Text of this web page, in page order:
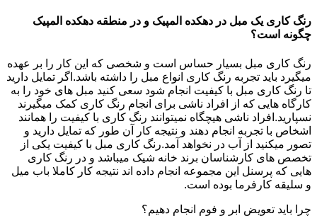
رنگ کاری یک مبل در دهکده المپیک و در منطقه دهکده المپیک
چگونه است؟
رنگ کاری مبل بسیار حساس است و شخصی که این کار را بر عهده
میگیرد باید تجربه رنگ کاری انواع مبل را داشته باشد.اگر تمایل دارید
تا رنگ کاری مبل با کیفیت انجام شود سعی کنید مبل های خود را به
کارگاه هایی که از افراد ناشی برای انجام رنگ کاری کمک میگیرند
نسپارید.افراد ناشی هیچگاه نمیتوانند رنگ کاری با کیفیت را همانند
اشخاص با تجربه انجام دهند و نتیجه کار آن طور که تمایل دارید و
تصور میکنید از آب در نخواهد آمد.رنگ کاری مبل با کیفیت یکی از
تخصص های کارشناسان برند خانه شیک میباشد و در رنگ کاری
هایی که پرسنل این مجموعه انجام داده اند نتیجه کار کاملا باب میل
و سلیقه کارفرما بوده است.
چرا باید تعویض ابر و فوم انجام دهیم؟